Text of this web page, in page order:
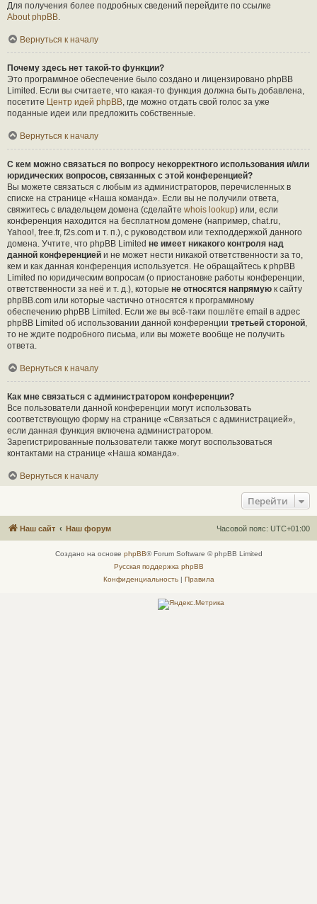
Для получения более подробных сведений перейдите по ссылке
About phpBB.
Вернуться к началу
Почему здесь нет такой-то функции?
Это программное обеспечение было создано и лицензировано phpBB
Limited. Если вы считаете, что какая-то функция должна быть добавлена,
посетите Центр идей phpBB, где можно отдать свой голос за уже
поданные идеи или предложить собственные.
Вернуться к началу
С кем можно связаться по вопросу некорректного использования и/или
юридических вопросов, связанных с этой конференцией?
Вы можете связаться с любым из администраторов, перечисленных в
списке на странице «Наша команда». Если вы не получили ответа,
свяжитесь с владельцем домена (сделайте whois lookup) или, если
конференция находится на бесплатном домене (например, chat.ru,
Yahoo!, free.fr, f2s.com и т. п.), с руководством или техподдержкой данного
домена. Учтите, что phpBB Limited не имеет никакого контроля над
данной конференцией и не может нести никакой ответственности за то,
кем и как данная конференция используется. Не обращайтесь к phpBB
Limited по юридическим вопросам (о приостановке работы конференции,
ответственности за неё и т. д.), которые не относятся напрямую к сайту
phpBB.com или которые частично относятся к программному
обеспечению phpBB Limited. Если же вы всё-таки пошлёте email в адрес
phpBB Limited об использовании данной конференции третьей стороной,
то не ждите подробного письма, или вы можете вообще не получить
ответа.
Вернуться к началу
Как мне связаться с администратором конференции?
Все пользователи данной конференции могут использовать
соответствующую форму на странице «Связаться с администрацией»,
если данная функция включена администратором.
Зарегистрированные пользователи также могут воспользоваться
контактами на странице «Наша команда».
Вернуться к началу
Перейти
Наш сайт Наш форум Часовой пояс: UTC+01:00
Создано на основе phpBB® Forum Software © phpBB Limited
Русская поддержка phpBB
Конфиденциальность| Правила